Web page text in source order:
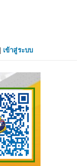
เข้าสู่ระบบ